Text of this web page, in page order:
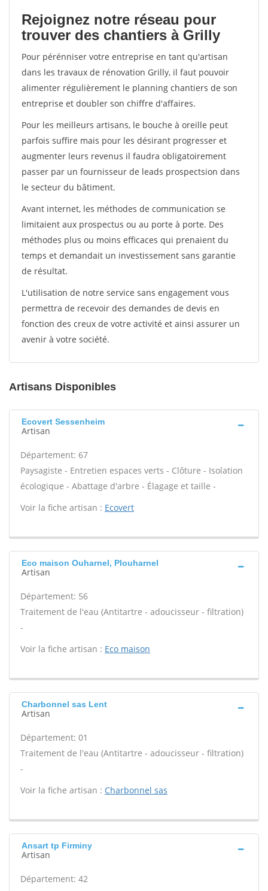
Rejoignez notre réseau pour
trouver des chantiers à Grilly
Pour pérénniser votre entreprise en tant qu'artisan
dans les travaux de rénovation Grilly, il faut pouvoir
alimenter régulièrement le planning chantiers de son
entreprise et doubler son chiffre d'affaires.
Pour les meilleurs artisans, le bouche à oreille peut
parfois suffire mais pour les désirant progresser et
augmenter leurs revenus il faudra obligatoirement
passer par un fournisseur de leads prospectsion dans
le secteur du bâtiment.
Avant internet, les méthodes de communication se
limitaient aux prospectus ou au porte à porte. Des
méthodes plus ou moins efficaces qui prenaient du
temps et demandait un investissement sans garantie
de résultat.
L'utilisation de notre service sans engagement vous
permettra de recevoir des demandes de devis en
fonction des creux de votre activité et ainsi assurer un
avenir à votre société.
Artisans Disponibles
Ecovert Sessenheim
Artisan
Département: 67
Paysagiste - Entretien espaces verts - Clôture - Isolation
écologique - Abattage d'arbre - Élagage et taille -
Voir la fiche artisan : Ecovert
Eco maison Ouharnel, Plouharnel
Artisan
Département: 56
Traitement de l'eau (Antitartre - adoucisseur - filtration)
-
Voir la fiche artisan : Eco maison
Charbonnel sas Lent
Artisan
Département: 01
Traitement de l'eau (Antitartre - adoucisseur - filtration)
-
Voir la fiche artisan : Charbonnel sas
Ansart tp Firminy
Artisan
Département: 42